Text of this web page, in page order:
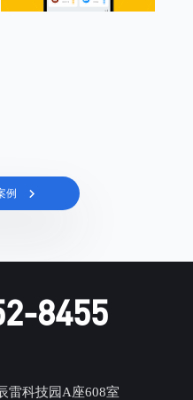
例
8455
雷科技园A座608室